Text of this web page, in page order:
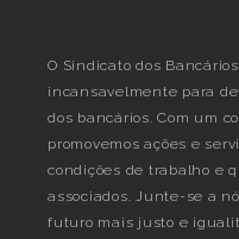
O Sindicato dos
incansavelmente para
dos bancários. Com um
promovemos ações e
condições de trabalho e
associados. Junte-se a
futuro mais justo e